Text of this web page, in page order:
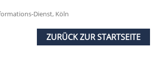
Dienst, Köln
ZURÜCK ZUR STARTSEITE